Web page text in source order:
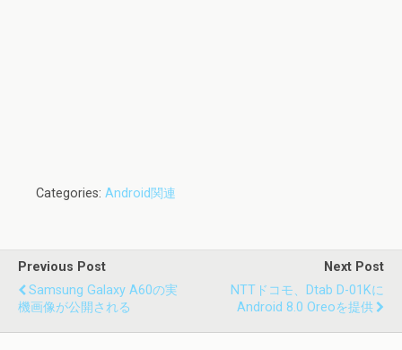
Categories: Android関連
Previous Post
Samsung Galaxy A60の実
機画像が公開される
Next Post
NTTドコモ、dtab D-01Kに
Android 8.0 Oreoを提供